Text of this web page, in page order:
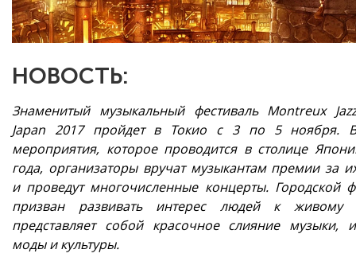
НОВОСТЬ:
Знаменитый музыкальный фестиваль Montreux
Japan 2017 пройдет в Токио с 3 по 5 ноября.
мероприятия, которое проводится в столице
года, организаторы вручат музыкантам премии за
и проведут многочисленные концерты. Городской
призван развивать интерес людей к живому
представляет собой красочное слияние музыки,
моды и культуры.